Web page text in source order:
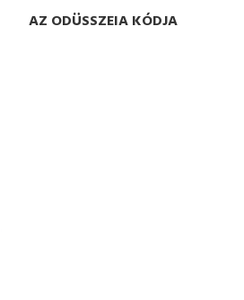
AZ ODÜSSZEIA KÓDJA